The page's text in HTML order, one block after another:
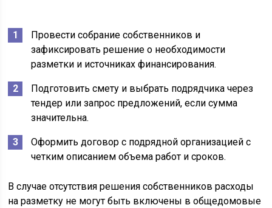
Провести собрание собственников и
зафиксировать решение о необходимости
разметки и источниках финансирования.
Подготовить смету и выбрать подрядчика через
тендер или запрос предложений, если сумма
значительна.
Оформить договор с подрядной организацией с
четким описанием объема работ и сроков.
В случае отсутствия решения собственников расходы
на разметку не могут быть включены в общедомовые